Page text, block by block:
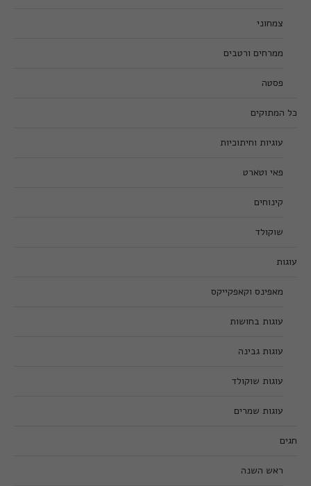
צמחוני
ממרחים ורטבים
פסטה
כל המתוקים
עוגיות וחיתוכיות
פאי וטארט
קינוחים
שוקולד
עוגות
מאפינס וקאפקייקס
עוגות בחושות
עוגות גבינה
עוגות שוקולד
עוגות שמרים
חגים
ראש השנה